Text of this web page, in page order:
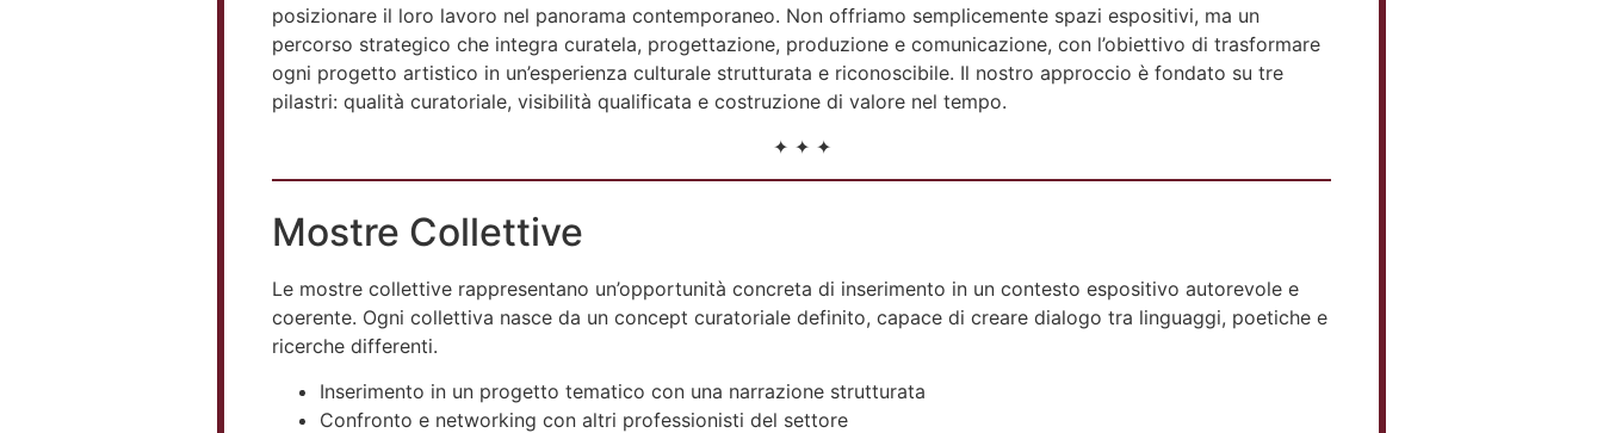
posizionare il loro lavoro nel panorama contemporaneo. Non offriamo semplicemente spazi espositivi, ma un
percorso strategico che integra curatela, progettazione, produzione e comunicazione, con l’obiettivo di trasformare
ogni progetto artistico in un’esperienza culturale strutturata e riconoscibile. Il nostro approccio è fondato su tre
pilastri: qualità curatoriale, visibilità qualificata e costruzione di valore nel tempo.
✦ ✦ ✦
Mostre Collettive
Le mostre collettive rappresentano un’opportunità concreta di inserimento in un contesto espositivo autorevole e
coerente. Ogni collettiva nasce da un concept curatoriale definito, capace di creare dialogo tra linguaggi, poetiche e
ricerche differenti.
Inserimento in un progetto tematico con una narrazione strutturata
Confronto e networking con altri professionisti del settore